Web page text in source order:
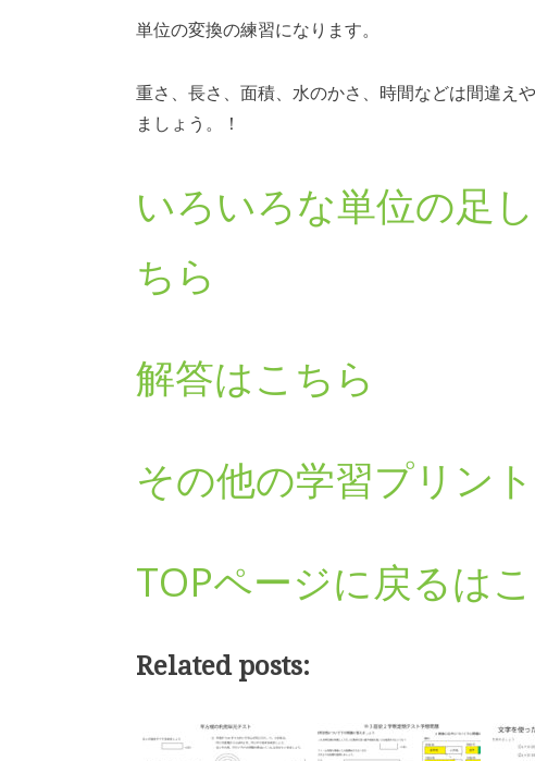
単位の変換の練習になります。
重さ、長さ、面積、水のかさ、時間などは間違え
ましょう。！
いろいろな単位の足
ちら
解答はこちら
その他の学習プリン
TOPページに戻るは
Related posts: